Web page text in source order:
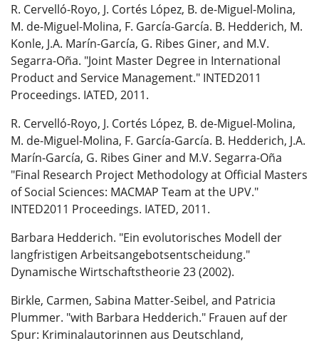
R. Cervelló-Royo, J. Cortés López, B. de-Miguel-Molina,
M. de-Miguel-Molina, F. García-García. B. Hedderich, M.
Konle, J.A. Marín-García, G. Ribes Giner, and M.V.
Segarra-Oña. "Joint Master Degree in International
Product and Service Management." INTED2011
Proceedings. IATED, 2011.
R. Cervelló-Royo, J. Cortés López, B. de-Miguel-Molina,
M. de-Miguel-Molina, F. García-García. B. Hedderich, J.A.
Marín-García, G. Ribes Giner and M.V. Segarra-Oña
"Final Research Project Methodology at Official Masters
of Social Sciences: MACMAP Team at the UPV."
INTED2011 Proceedings. IATED, 2011.
Barbara Hedderich. "Ein evolutorisches Modell der
langfristigen Arbeitsangebotsentscheidung."
Dynamische Wirtschaftstheorie 23 (2002).
Birkle, Carmen, Sabina Matter-Seibel, and Patricia
Plummer. "with Barbara Hedderich." Frauen auf der
Spur: Kriminalautorinnen aus Deutschland,